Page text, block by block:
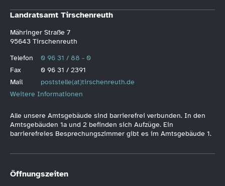
Landratsamt Tirschenreuth
Mähringer Straße 7
95643 Tirschenreuth
Telefon
0 96 31 / 88 - 0
Fax
0 96 31 / 2391
Mail
poststelle(at)tirschenreuth.de
Weitere Informationen
Alle unsere Amtsgebäude sind barrierefrei verbunden. In den
Amtsgebäuden 1a und 2 befinden sich Aufzüge. Ein
barrierefreies Besprechungszimmer gibt es im Amtsgebäude 1.
Öffnungszeiten